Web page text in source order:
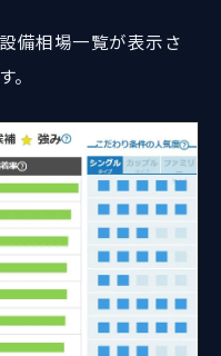
備相場一覧が表示さ